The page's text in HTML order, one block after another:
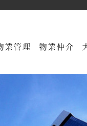
業管理 物業仲介